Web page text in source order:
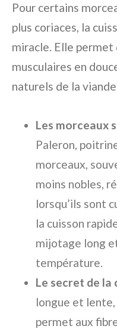
Pour certains
plus coriaces, la
miracle. Elle permet
musculaires en
naturels de la
Les morceaux
Paleron,
morceaux,
moins nobles,
lorsqu’ils sont
la cuisson
mijotage long
température.
Le secret de la
longue et
permet aux